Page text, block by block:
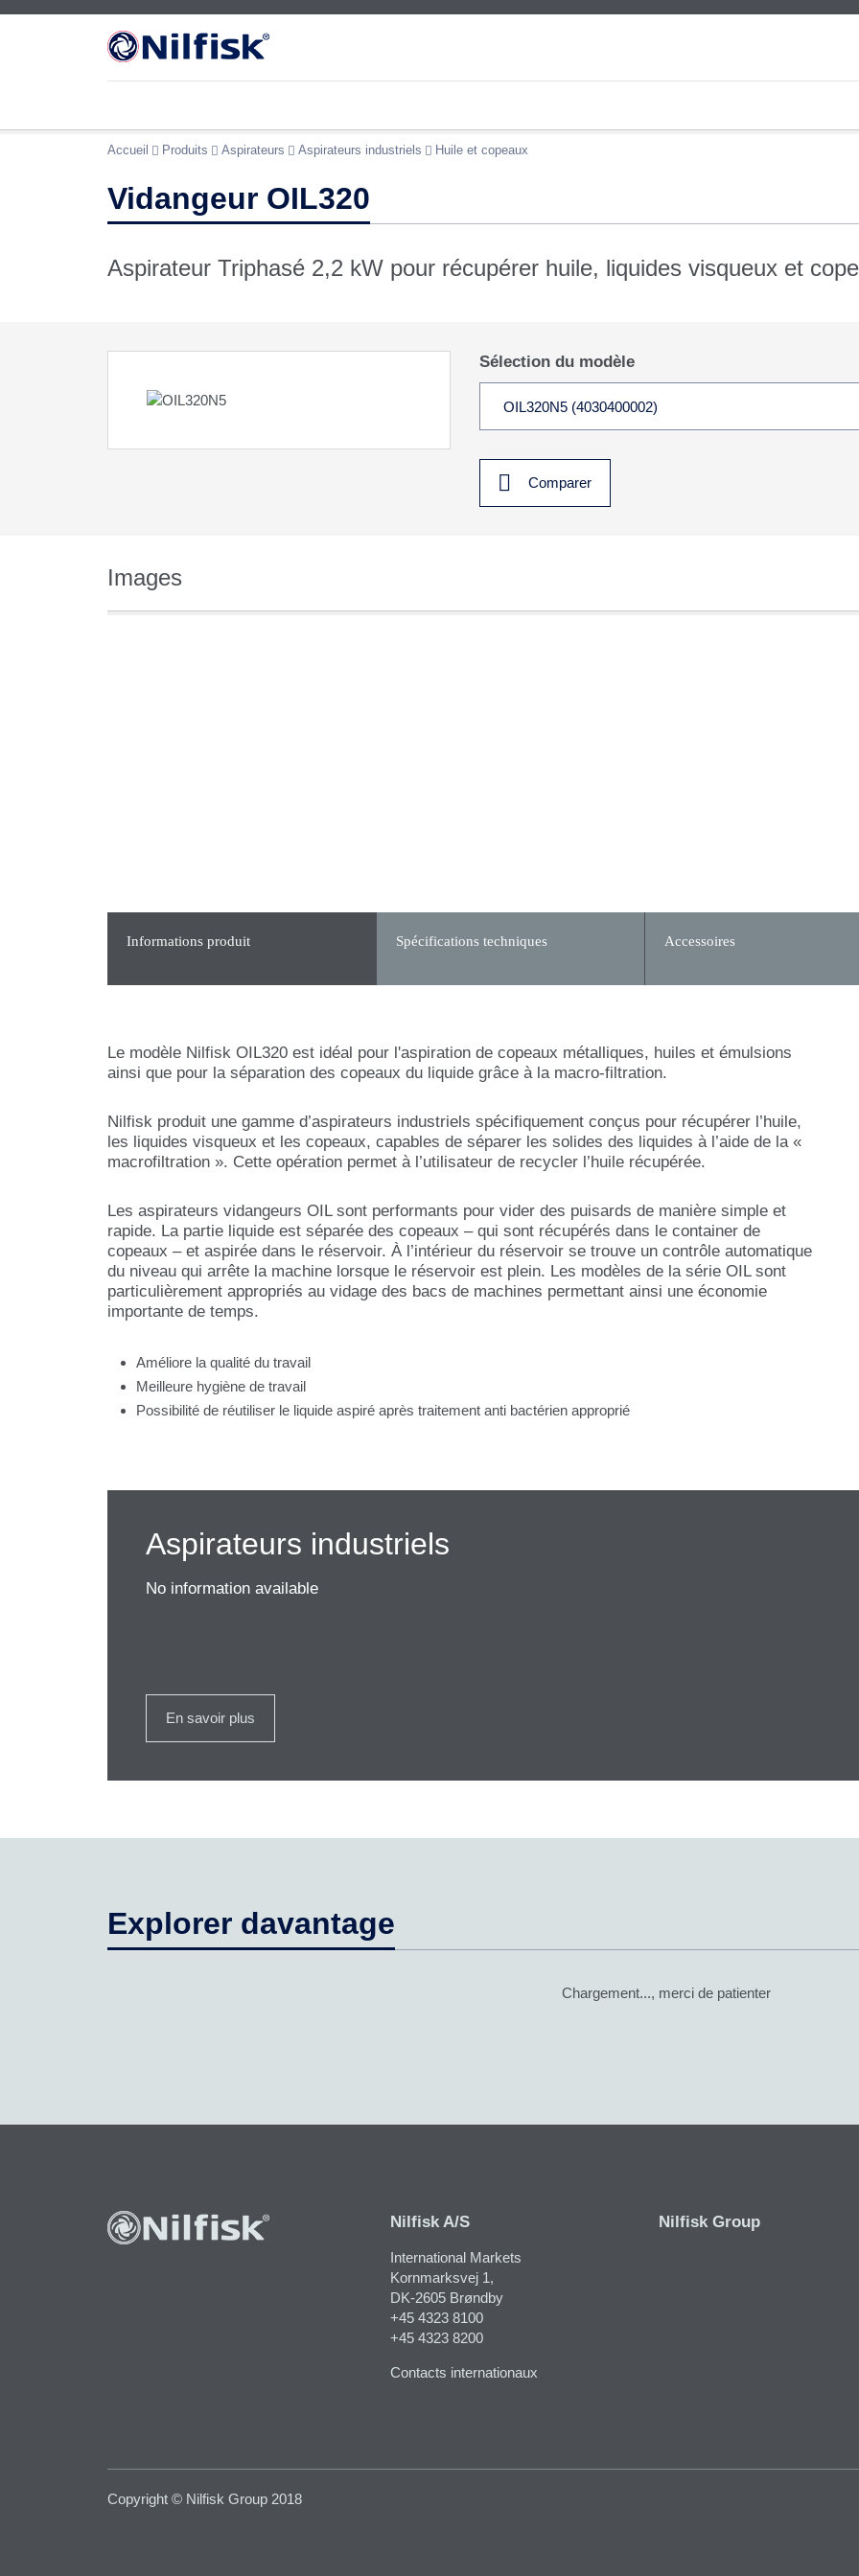
Accueil Produits Aspirateurs Aspirateurs industriels Huile et copeaux
Vidangeur OIL320
Aspirateur Triphasé 2,2 kW pour récupérer huile, liquides visqueux et
Sélection du modèle
Comparer
Images
Informations produit Spécifications techniques Accessoires
Le modèle Nilfisk OIL320 est idéal pour l'aspiration de copeaux métalliques, huiles et émulsions
ainsi que pour la séparation des copeaux du liquide grâce à la macro-filtration.
Nilfisk produit une gamme d’aspirateurs industriels spécifiquement conçus pour récupérer l’huile,
les liquides visqueux et les copeaux, capables de séparer les solides des liquides à l’aide de la «
macrofiltration ». Cette opération permet à l’utilisateur de recycler l’huile récupérée.
Les aspirateurs vidangeurs OIL sont performants pour vider des puisards de manière simple et
rapide. La partie liquide est séparée des copeaux – qui sont récupérés dans le container de
copeaux – et aspirée dans le réservoir. À l’intérieur du réservoir se trouve un contrôle automatique
du niveau qui arrête la machine lorsque le réservoir est plein. Les modèles de la série OIL sont
particulièrement appropriés au vidage des bacs de machines permettant ainsi une économie
importante de temps.
Améliore la qualité du travail
Meilleure hygiène de travail
Possibilité de réutiliser le liquide aspiré après traitement anti bactérien approprié
Aspirateurs industriels
No information available
En savoir plus
Explorer davantage
Chargement..., merci de patienter
Nilfisk A/S
International Markets
Kornmarksvej 1​,
DK-2605 Brøndby
+45 4323 8100
+45 4323 8200
Contacts internationaux
Nilfisk Group
Copyright © Nilfisk Group 2018